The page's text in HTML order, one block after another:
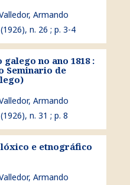
Armando
n. 26 ; p. 3-4
ano 1818 : (nota lida no
no ano 1818 :
Seminario de
Armando
n. 31 ; p. 8
de Galiza.
e etnográfico
Armando